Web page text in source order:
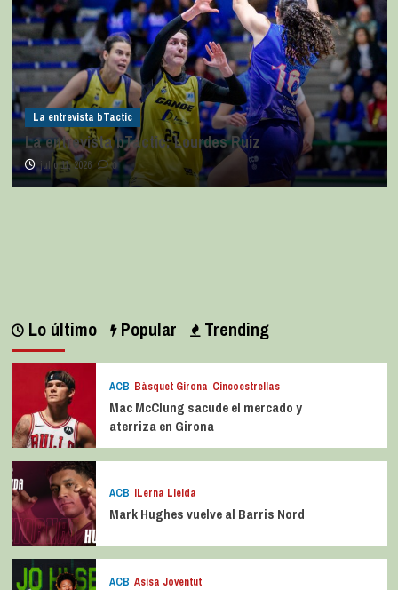
La entrevista bTactic
La entrevista bTactic: Lourdes Ruiz
julio 11, 2026 0
Lo último Popular Trending
ACB Bàsquet Girona Cincoestrellas
Mac McClung sacude el mercado y
aterriza en Girona
ACB iLerna Lleida
Mark Hughes vuelve al Barris Nord
ACB Asisa Joventut